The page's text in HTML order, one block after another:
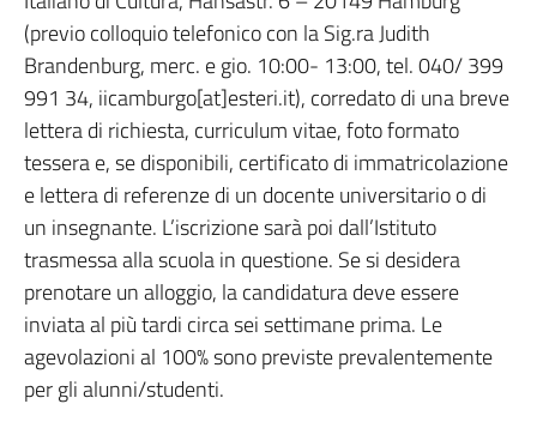
(previo colloquio telefonico con la Sig.ra Judith
Brandenburg, merc. e gio. 10:00- 13:00, tel. 040/ 399
991 34, iicamburgo[at]esteri.it), corredato di una breve
lettera di richiesta, curriculum vitae, foto formato
tessera e, se disponibili, certificato di immatricolazione
e lettera di referenze di un docente universitario o di
un insegnante. L’iscrizione sarà poi dall’Istituto
trasmessa alla scuola in questione. Se si desidera
prenotare un alloggio, la candidatura deve essere
inviata al più tardi circa sei settimane prima. Le
agevolazioni al 100% sono previste prevalentemente
per gli alunni/studenti.